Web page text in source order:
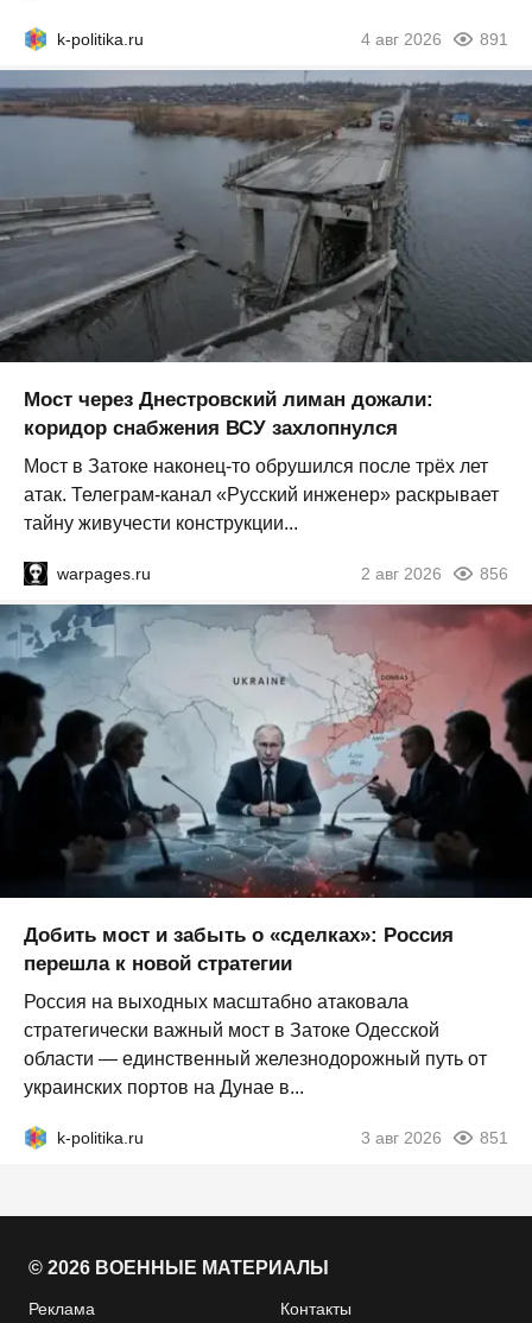
k-politika.ru 4 авг 2026 891
Мост через Днестровский лиман дожали:
коридор снабжения ВСУ захлопнулся
Мост в Затоке наконец-то обрушился после трёх лет
атак. Телеграм-канал «Русский инженер» раскрывает
тайну живучести конструкции...
warpages.ru 2 авг 2026 856
Добить мост и забыть о «сделках»: Россия
перешла к новой стратегии
Россия на выходных масштабно атаковала
стратегически важный мост в Затоке Одесской
области — единственный железнодорожный путь от
украинских портов на Дунае в...
k-politika.ru 3 авг 2026 851
© 2026 ВОЕННЫЕ МАТЕРИАЛЫ
Реклама Контакты